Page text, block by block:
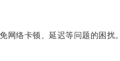
络卡顿、延迟等问题的困扰。